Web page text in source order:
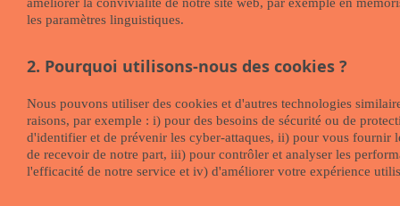
les paramètres linguistiques.
2. Pourquoi utilisons-nous des cookies ?
Nous pouvons utiliser des cookies et d'autres technologies
raisons, par exemple : i) pour des besoins de sécurité ou de
d'identifier et de prévenir les cyber-attaques, ii) pour vous fournir
de recevoir de notre part, iii) pour contrôler et analyser les
l'efficacité de notre service et iv) d'améliorer votre expérience